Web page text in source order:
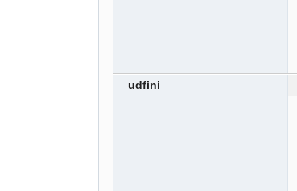
udfini